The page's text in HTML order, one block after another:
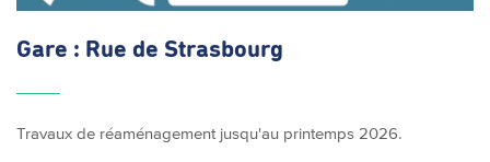
Gare : Rue de Strasbourg
Travaux de réaménagement jusqu'au printemps 2026.